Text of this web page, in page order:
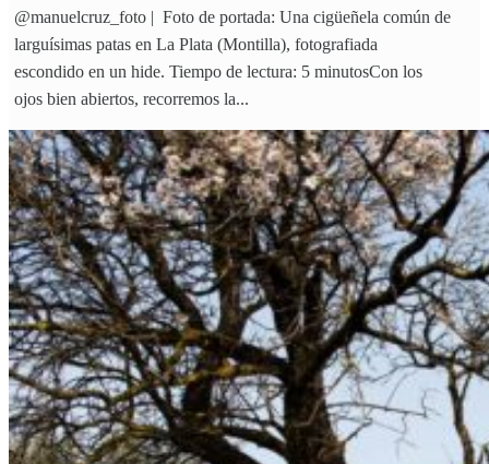
@manuelcruz_foto | Foto de portada: Una cigüeñela común de
larguísimas patas en La Plata (Montilla), fotografiada
escondido en un hide. Tiempo de lectura: 5 minutosCon los
ojos bien abiertos, recorremos la...